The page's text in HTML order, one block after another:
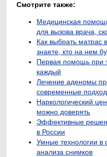
Смотрите также:
Медицинская
для вызова врача,
Как выбрать матрас
знаете, кто на нем
Первая помощь при
каждый
Лечение аденомы
современные
Наркологический
можно доверять
Эффективные
в России
Умные технологии в
анализа снимков